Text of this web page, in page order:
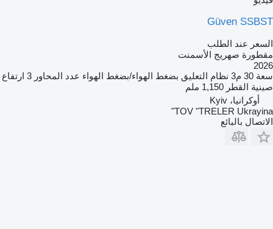
Güven SSBST
السعر عند الطلب
مقطورة صهريج الأسمنت
2026
سعة 30 م3 نظام التعليق بضغط الهواء/بضغط الهواء عدد المحاور 3 ارتفاع
صينية القطر 1,150 ملم
أوكرانيا، Kyiv
TOV "TRELER Ukrayina"
الاتصال بالبائع